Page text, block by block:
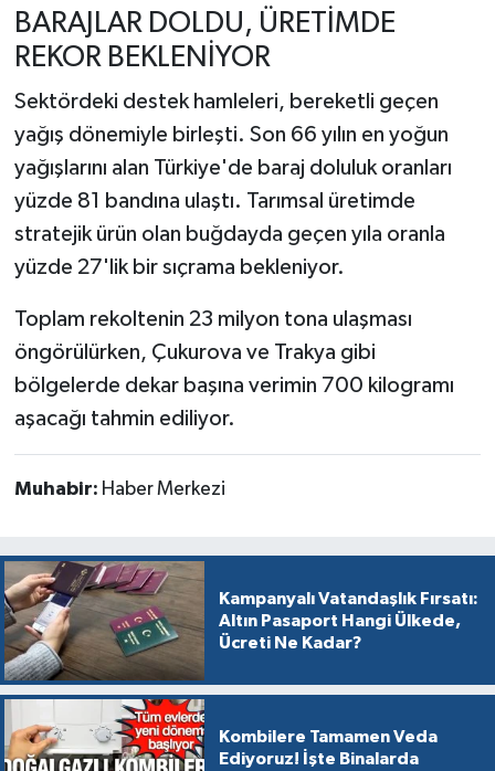
BARAJLAR DOLDU, ÜRETİMDE
REKOR BEKLENİYOR
Sektördeki destek hamleleri, bereketli geçen
yağış dönemiyle birleşti. Son 66 yılın en yoğun
yağışlarını alan Türkiye'de baraj doluluk oranları
yüzde 81 bandına ulaştı. Tarımsal üretimde
stratejik ürün olan buğdayda geçen yıla oranla
yüzde 27'lik bir sıçrama bekleniyor.
Toplam rekoltenin 23 milyon tona ulaşması
öngörülürken, Çukurova ve Trakya gibi
bölgelerde dekar başına verimin 700 kilogramı
aşacağı tahmin ediliyor.
Muhabir: Haber Merkezi
Kampanyalı Vatandaşlık Fırsatı:
Altın Pasaport Hangi Ülkede,
Ücreti Ne Kadar?
Kombilere Tamamen Veda
Ediyoruz! İşte Binalarda